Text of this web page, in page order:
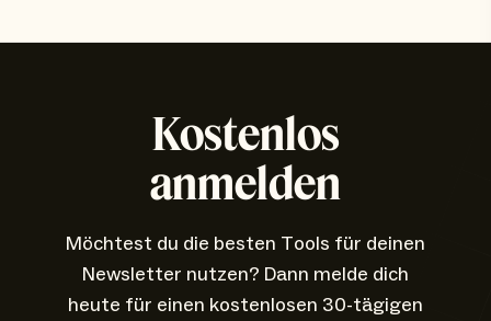
Kostenlos
anmelden
Möchtest du die besten Tools für deinen
Newsletter nutzen? Dann melde dich
heute für einen kostenlosen 30-tägigen